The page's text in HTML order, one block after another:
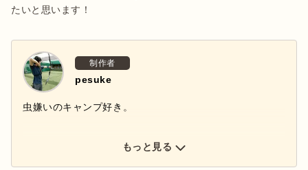
たいと思います！
制作者
pesuke
虫嫌いのキャンプ好き。
もっと見る